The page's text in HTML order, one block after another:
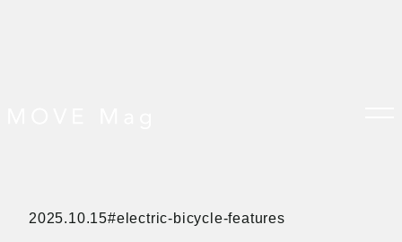
2025.10.15 electric-bicycle-features